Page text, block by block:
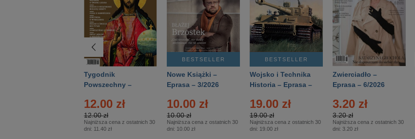
Tygodnik
Powszechny –
12.00 zł
12.00 zł
Najniższa cena z ostatnich 30
dni: 11.40 zł
BESTSELLER
Nowe Książki –
Eprasa – 3/2026
10.00 zł
10.00 zł
Najniższa cena z ostatnich 30
dni: 10.00 zł
BESTSELLER
Wojsko i Technika
Historia – Eprasa –
19.00 zł
19.00 zł
Najniższa cena z ostatnich 30
dni: 19.00 zł
Zwierciadło –
Eprasa – 6/2026
3.20 zł
3.20 zł
Najniższa cena z ostatnich 30
dni: 3.20 zł